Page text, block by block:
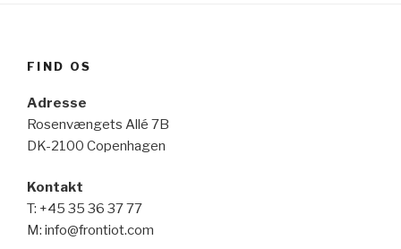
FIND OS
Adresse
Rosenvængets Allé 7B
DK-2100 Copenhagen
Kontakt
T: +45 35 36 37 77
M: info@frontiot.com